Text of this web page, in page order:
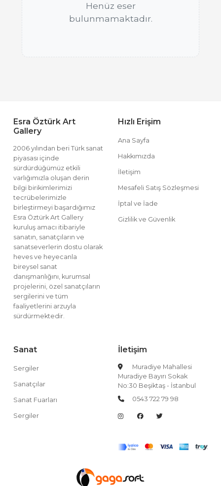
Henüz eser
bulunmamaktadır.
Esra Öztürk Art
Gallery
2006 yılından beri Türk sanat
piyasası içinde
sürdürdüğümüz etkili
varlığımızla oluşan derin
bilgi birikimlerimizi
tecrübelerimizle
birleştirmeyi başardığımız
Esra Öztürk Art Gallery
kuruluş amacı itibariyle
sanatın, sanatçıların ve
sanatseverlerin dostu olarak
heves ve heyecanla
bireysel sanat
danışmanlığını, kurumsal
projelerini, özel sanatçıların
sergilerini ve tüm
faaliyetlerini arzuyla
sürdürmektedir.
Hızlı Erişim
Ana Sayfa
Hakkımızda
İletişim
Mesafeli Satış Sözleşmesi
İptal ve İade
Gizlilik ve Güvenlik
Sanat
Sergiler
Sanatçılar
Sanat Fuarları
Sergiler
İletişim
Muradiye Mahallesi
Muradiye Bayırı Sokak
No:30 Beşiktaş - İstanbul
0543 722 79 98